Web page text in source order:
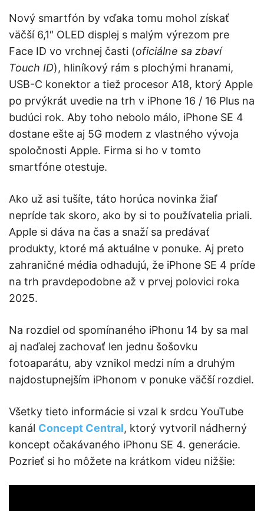
Nový smartfón by vďaka tomu mohol získať
väčší 6,1″ OLED displej s malým výrezom pre
Face ID vo vrchnej časti (oficiálne sa zbaví
Touch ID), hliníkový rám s plochými hranami,
USB-C konektor a tiež procesor A18, ktorý Apple
po prvýkrát uvedie na trh v iPhone 16 / 16 Plus na
budúci rok. Aby toho nebolo málo, iPhone SE 4
dostane ešte aj 5G modem z vlastného vývoja
spoločnosti Apple. Firma si ho v tomto
smartfóne otestuje.
Ako už asi tušíte, táto horúca novinka žiaľ
nepríde tak skoro, ako by si to používatelia priali.
Apple si dáva na čas a snaží sa predávať
produkty, ktoré má aktuálne v ponuke. Aj preto
zahraničné média odhadujú, že iPhone SE 4 príde
na trh pravdepodobne až v prvej polovici roka
2025.
Na rozdiel od spomínaného iPhonu 14 by sa mal
aj naďalej zachovať len jednu šošovku
fotoaparátu, aby vznikol medzi ním a druhým
najdostupnejším iPhonom v ponuke väčší rozdiel.
Všetky tieto informácie si vzal k srdcu YouTube
kanál Concept Central, ktorý vytvoril nádherný
koncept očakávaného iPhonu SE 4. generácie.
Pozrieť si ho môžete na krátkom videu nižšie: